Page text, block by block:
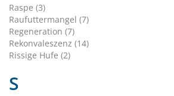
Raspe (3)
Raufuttermangel (7)
Regeneration (7)
Rekonvaleszenz (14)
Rissige Hufe (2)
S